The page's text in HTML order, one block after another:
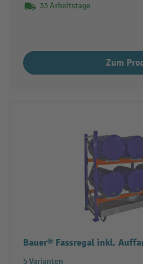
33 Arbeitstage
Zum
Bauer® Fassregal inkl.
5 Varianten